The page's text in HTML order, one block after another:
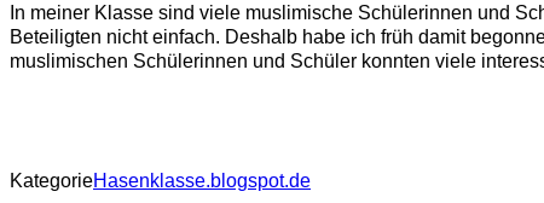
In meiner Klasse sind viele muslimische Schülerinnen und
Beteiligten nicht einfach. Deshalb habe ich früh damit
muslimischen Schülerinnen und Schüler konnten viele
KategorieHasenklasse.blogspot.de